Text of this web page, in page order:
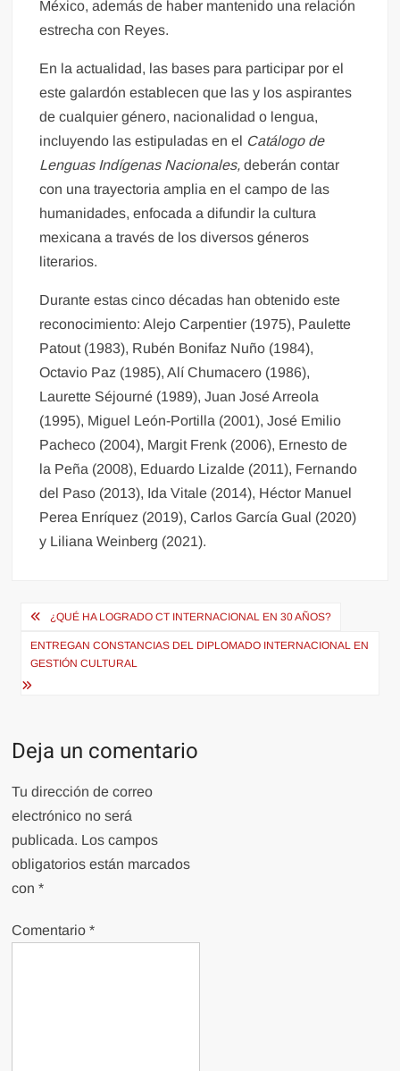
México, además de haber mantenido una relación
estrecha con Reyes.
En la actualidad, las bases para participar por el
este galardón establecen que las y los aspirantes
de cualquier género, nacionalidad o lengua,
incluyendo las estipuladas en el Catálogo de
Lenguas Indígenas Nacionales, deberán contar
con una trayectoria amplia en el campo de las
humanidades, enfocada a difundir la cultura
mexicana a través de los diversos géneros
literarios.
Durante estas cinco décadas han obtenido este
reconocimiento: Alejo Carpentier (1975), Paulette
Patout (1983), Rubén Bonifaz Nuño (1984),
Octavio Paz (1985), Alí Chumacero (1986),
Laurette Séjourné (1989), Juan José Arreola
(1995), Miguel León-Portilla (2001), José Emilio
Pacheco (2004), Margit Frenk (2006), Ernesto de
la Peña (2008), Eduardo Lizalde (2011), Fernando
del Paso (2013), Ida Vitale (2014), Héctor Manuel
Perea Enríquez (2019), Carlos García Gual (2020)
y Liliana Weinberg (2021).
Navegación
de
entradas
¿QUÉ HA LOGRADO CT INTERNACIONAL EN 30 AÑOS?
ENTREGAN CONSTANCIAS DEL DIPLOMADO INTERNACIONAL EN
GESTIÓN CULTURAL
Deja un comentario
Tu dirección de correo
electrónico no será
publicada. Los campos
obligatorios están marcados
con*
Comentario*